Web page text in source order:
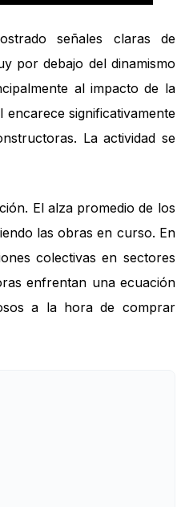
señales claras de
por debajo del dinamismo
al impacto de la
significativamente
La actividad se
El alza promedio de los
las obras en curso. En
colectivas en sectores
enfrentan una ecuación
a la hora de comprar